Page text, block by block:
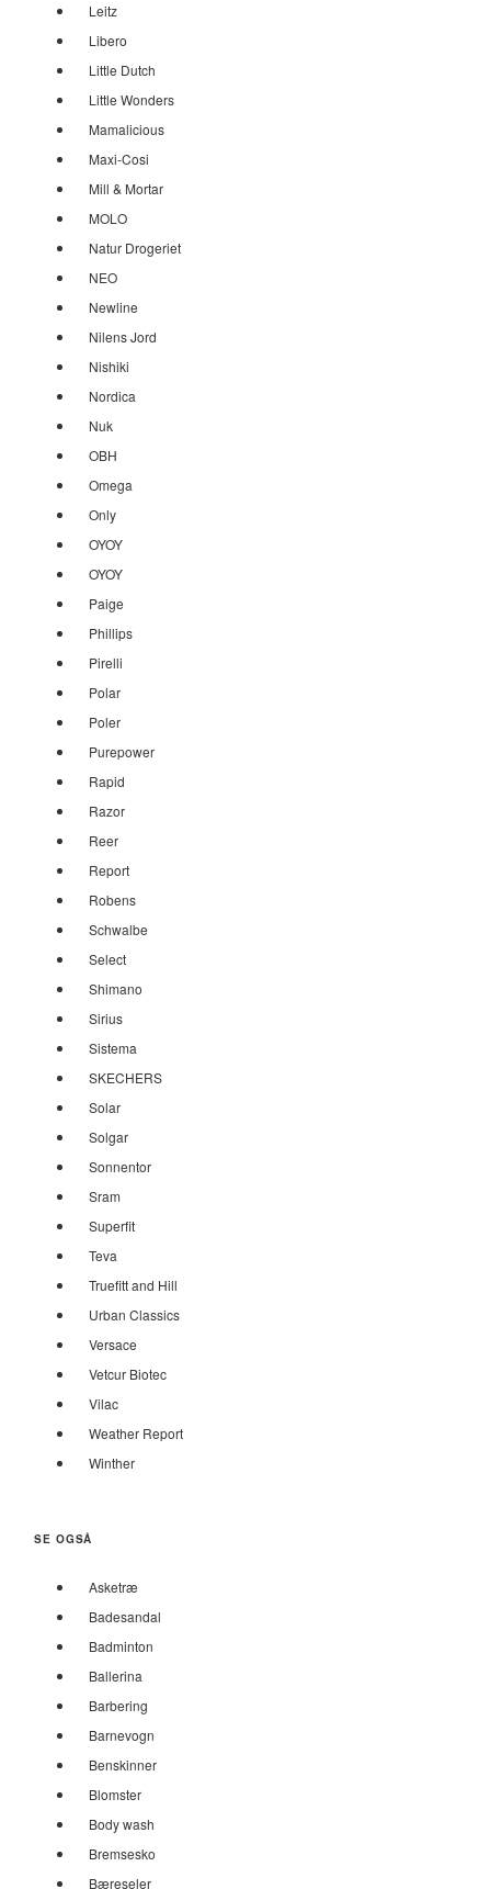
Leitz
Libero
Little Dutch
Little Wonders
Mamalicious
Maxi-Cosi
Mill & Mortar
MOLO
Natur Drogeriet
NEO
Newline
Nilens Jord
Nishiki
Nordica
Nuk
OBH
Omega
Only
OYOY
OYOY
Paige
Phillips
Pirelli
Polar
Poler
Purepower
Rapid
Razor
Reer
Report
Robens
Schwalbe
Select
Shimano
Sirius
Sistema
SKECHERS
Solar
Solgar
Sonnentor
Sram
Superfit
Teva
Truefitt and Hill
Urban Classics
Versace
Vetcur Biotec
Vilac
Weather Report
Winther
SE OGSÅ
Asketræ
Badesandal
Badminton
Ballerina
Barbering
Barnevogn
Benskinner
Blomster
Body wash
Bremsesko
Bæreseler